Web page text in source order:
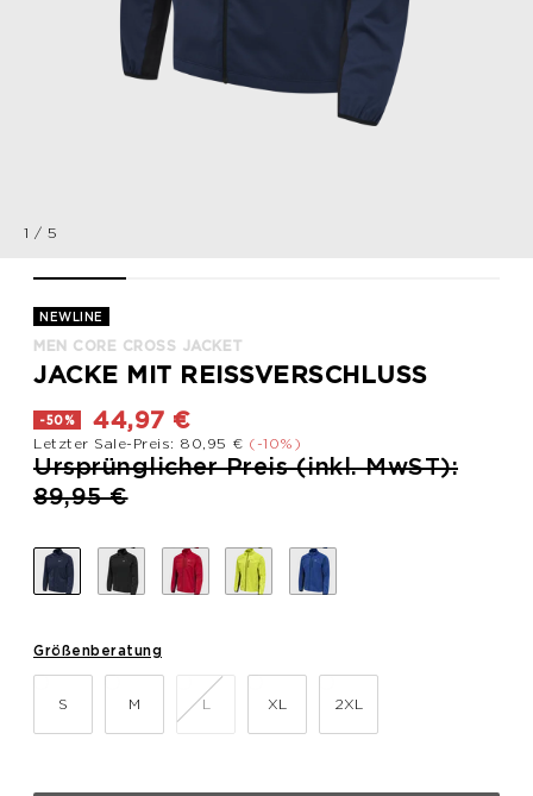
1 / 5
NEWLINE
MEN CORE CROSS JACKET
JACKE MIT REISSVERSCHLUSS
-50% 44,97 €
Letzter Sale-Preis: 80,95 € (-10%)
Preis reduziert von
Ursprünglicher Preis (inkl. MwST):
89,95 €bis
Größenberatung
S M L XL 2XL